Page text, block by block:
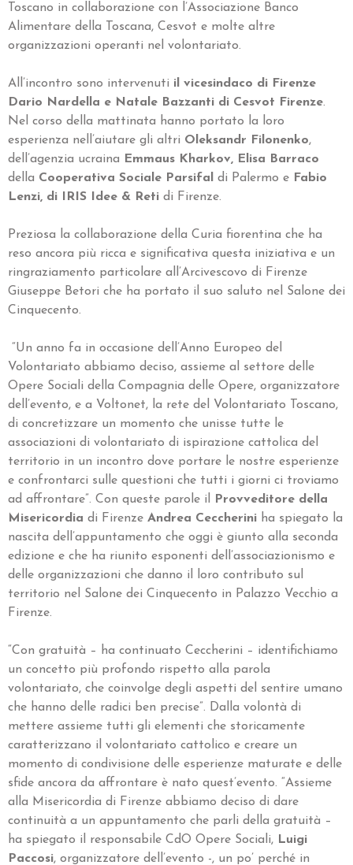
Toscano in collaborazione con l’Associazione Banco
Alimentare della Toscana, Cesvot e molte altre
organizzazioni operanti nel volontariato.
All’incontro sono intervenuti il vicesindaco di Firenze
Dario Nardella e Natale Bazzanti di Cesvot Firenze.
Nel corso della mattinata hanno portato la loro
esperienza nell’aiutare gli altri Oleksandr Filonenko,
dell’agenzia ucraina Emmaus Kharkov, Elisa Barraco
della Cooperativa Sociale Parsifal di Palermo e Fabio
Lenzi, di IRIS Idee & Reti di Firenze.
Preziosa la collaborazione della Curia fiorentina che ha
reso ancora più ricca e significativa questa iniziativa e un
ringraziamento particolare all’Arcivescovo di Firenze
Giuseppe Betori che ha portato il suo saluto nel Salone dei
Cinquecento.
“Un anno fa in occasione dell’Anno Europeo del
Volontariato abbiamo deciso, assieme al settore delle
Opere Sociali della Compagnia delle Opere, organizzatore
dell’evento, e a Voltonet, la rete del Volontariato Toscano,
di concretizzare un momento che unisse tutte le
associazioni di volontariato di ispirazione cattolica del
territorio in un incontro dove portare le nostre esperienze
e confrontarci sulle questioni che tutti i giorni ci troviamo
ad affrontare”. Con queste parole il
Provveditore della
Misericordia di Firenze Andrea Ceccherini ha spiegato la
nascita dell’appuntamento che oggi è giunto alla seconda
edizione e che ha riunito esponenti dell’associazionismo e
delle organizzazioni che danno il loro contributo sul
territorio nel Salone dei Cinquecento in Palazzo Vecchio a
Firenze.
“Con gratuità – ha continuato Ceccherini – identifichiamo
un concetto più profondo rispetto alla parola
volontariato, che coinvolge degli aspetti del sentire umano
che hanno delle radici ben precise”. Dalla volontà di
mettere assieme tutti gli elementi che storicamente
caratterizzano il volontariato cattolico e creare un
momento di condivisione delle esperienze maturate e delle
sfide ancora da affrontare è nato quest’evento. “Assieme
alla Misericordia di Firenze abbiamo deciso di dare
continuità a un appuntamento che parli della gratuità –
ha spiegato il responsabile CdO Opere Sociali, Luigi
Paccosi, organizzatore dell’evento -, un po’ perché in